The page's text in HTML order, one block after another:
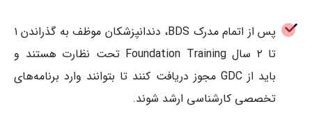
پس از اتمام مدرک BDS، دندانپزشکان موظف به گذراندن ۱
تا ۲ سال Foundation Training تحت نظارت هستند و
باید از GDC مجوز دریافت کنند تا بتوانند وارد برنامه‌های
تخصصی کارشناسی ارشد شوند.